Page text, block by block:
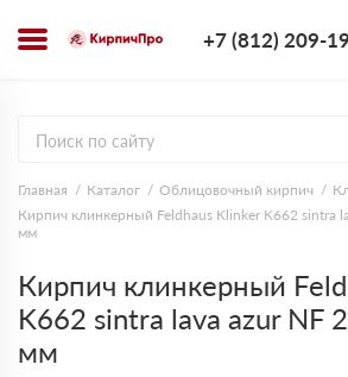
+7 (812) 209-
Главная Каталог Облицовочный кирпич
Кирпич клинкерный Feldhaus Klinker K662 sintra
мм
Кирпич клинкерный
K662 sintra lava azur NF
мм